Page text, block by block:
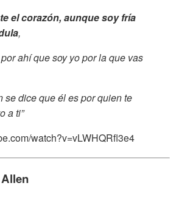
el corazón, aunque soy fría
,
ahí que soy yo por la que vas
se dice que él es por quien te
a ti”
watch?v=vLWHQRfl3e4